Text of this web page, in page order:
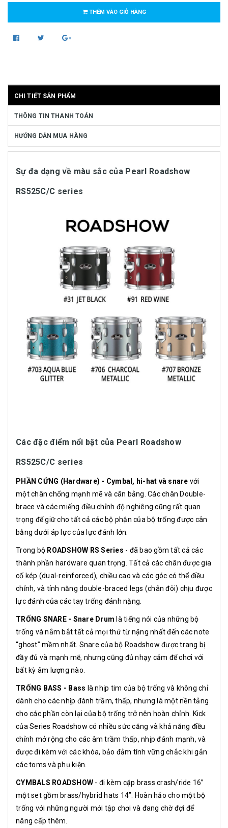
THÊM VÀO GIỎ HÀNG
CHI TIẾT SẢN PHẨM
THÔNG TIN THANH TOÁN
HƯỚNG DẪN MUA HÀNG
Sự đa dạng về màu sắc của Pearl Roadshow
RS525C/C series
Các đặc điểm nổi bật của Pearl Roadshow
RS525C/C series
PHẦN CỨNG (Hardware) - Cymbal, hi-hat và snare với
một chân chống mạnh mẽ và cân bằng. Các chân Double-
brace và các miếng điều chỉnh độ nghiêng cũng rất quan
trọng để giữ cho tất cả các bộ phận của bộ trống được cân
bằng dưới áp lực của lực đánh lớn.
Trong bộ ROADSHOW RS Series - đã bao gồm tất cả các
thành phần hardware quan trọng. Tất cả các chân được gia
cố kép (dual-reinforced), chiều cao và các góc có thể điều
chỉnh, và tính năng double-braced legs (chân đôi) chịu được
lực đánh của các tay trống đánh nặng.
TRỐNG SNARE - Snare Drum là tiếng nói của những bộ
trống và nắm bắt tất cả mọi thứ từ nặng nhất đến các note
“ghost” mềm nhất. Snare của bộ Roadshow được trang bị
đầy đủ và mạnh mẽ, nhưng cũng đủ nhạy cảm để chơi với
bất kỳ âm lượng nào.
TRỐNG BASS - Bass là nhịp tim của bộ trống và không chỉ
dành cho các nhịp đánh trầm, thấp, nhưng là một nền tảng
cho các phần còn lại của bộ trống trở nên hoàn chỉnh. Kick
của Series Roadshow có nhiều sức căng và khả năng điều
chỉnh mở rộng cho các âm trầm thấp, nhịp đánh mạnh, và
được đi kèm với các khóa, bảo đảm tính vững chắc khi gắn
các toms và phụ kiện.
CYMBALS ROADSHOW - đi kèm cặp brass crash/ride 16”
một set gồm brass/hybrid hats 14”. Hoàn hảo cho một bộ
trống với những người mới tập chơi và đang chờ đợi để
nâng cấp thêm.